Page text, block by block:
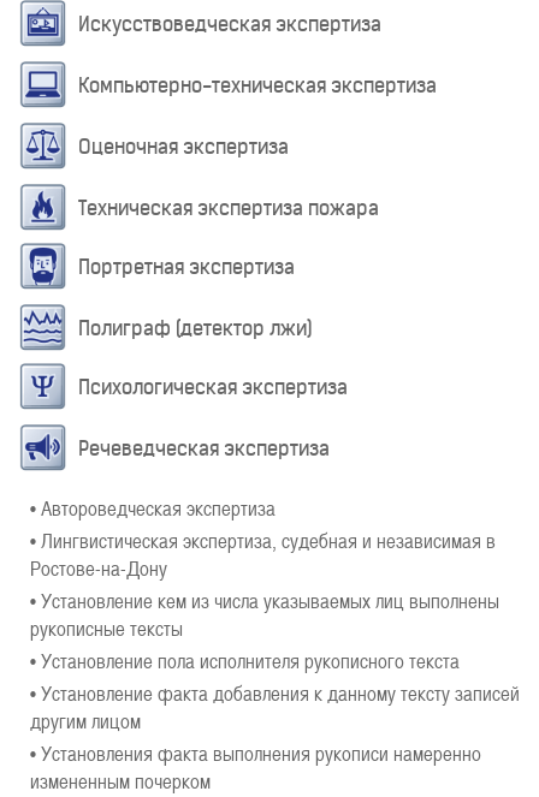
Искусствоведческая экспертиза
Компьютерно-техническая экспертиза
Оценочная экспертиза
Техническая экспертиза пожара
Портретная экспертиза
Полиграф (детектор лжи)
Психологическая экспертиза
Речеведческая экспертиза
• Автороведческая экспертиза
• Лингвистическая экспертиза, судебная и независимая в
Ростове-на-Дону
• Установление кем из числа указываемых лиц выполнены
рукописные тексты
• Установление пола исполнителя рукописного текста
• Установление факта добавления к данному тексту записей
другим лицом
• Установления факта выполнения рукописи намеренно
измененным почерком